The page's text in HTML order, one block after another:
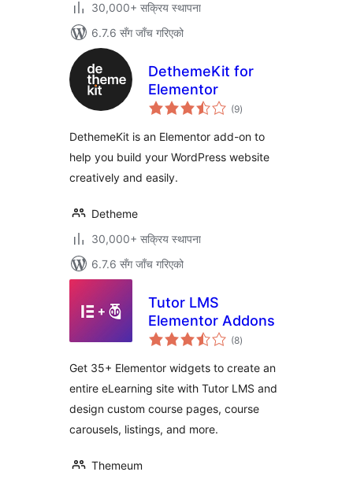
30,000+ सक्रिय स्थापना
6.7.6 सँग जाँच गरिएको
DethemeKit for
Elementor
(9कुल
रेटिङ्गहरू
)
DethemeKit is an Elementor add-on to
help you build your WordPress website
creatively and easily.
Detheme
30,000+ सक्रिय स्थापना
6.7.6 सँग जाँच गरिएको
Tutor LMS
Elementor Addons
(8कुल
रेटिङ्गहरू
)
Get 35+ Elementor widgets to create an
entire eLearning site with Tutor LMS and
design custom course pages, course
carousels, listings, and more.
Themeum